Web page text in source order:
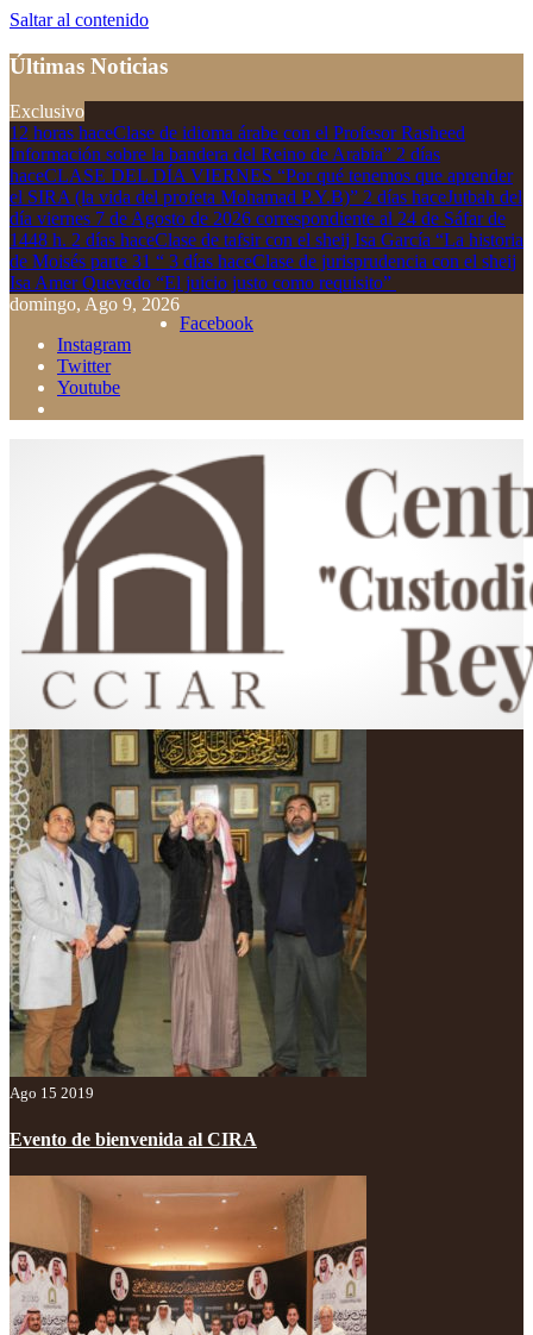
Saltar al contenido
Últimas Noticias
Exclusivo
12 horas haceClase de idioma árabe con el Profesor Rasheed
Información sobre la bandera del Reino de Arabia” 2 días
haceCLASE DEL DÍA VIERNES “Por qué tenemos que aprender
el SIRA (la vida del profeta Mohamad P.Y.B)” 2 días haceJutbah del
día viernes 7 de Agosto de 2026 correspondiente al 24 de Sáfar de
1448 h. 2 días haceClase de tafsir con el sheij Isa García “La historia
de Moisés parte 31 “ 3 días haceClase de jurisprudencia con el sheij
Isa Amer Quevedo “El juicio justo como requisito”
domingo, Ago 9, 2026
Facebook
Instagram
Twitter
Youtube
Centro Cultural Islámico "Custodio de las Dos Sagradas Mezquitas"
Rey Fahd en Argentina
Ago 15 2019
Evento de bienvenida al CIRA